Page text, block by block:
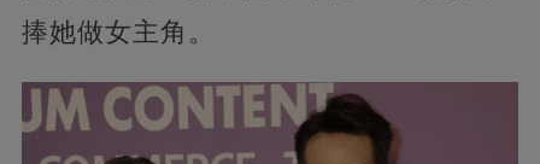
捧她做女主角。